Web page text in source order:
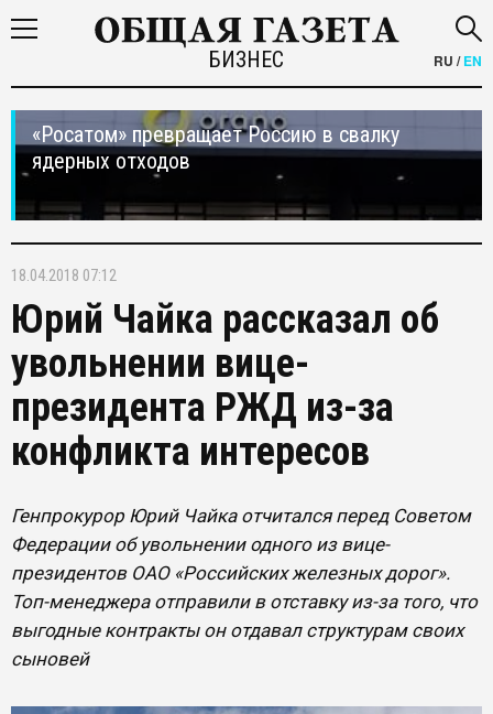
БИЗНЕС RU /EN
«Росатом» превращает Россию в свалку
ядерных отходов
18.04.2018 07:12
Юрий Чайка рассказал об
увольнении вице-
президента РЖД из-за
конфликта интересов
Генпрокурор Юрий Чайка отчитался перед Советом
Федерации об увольнении одного из вице-
президентов ОАО «Российских железных дорог».
Топ-менеджера отправили в отставку из-за того, что
выгодные контракты он отдавал структурам своих
сыновей